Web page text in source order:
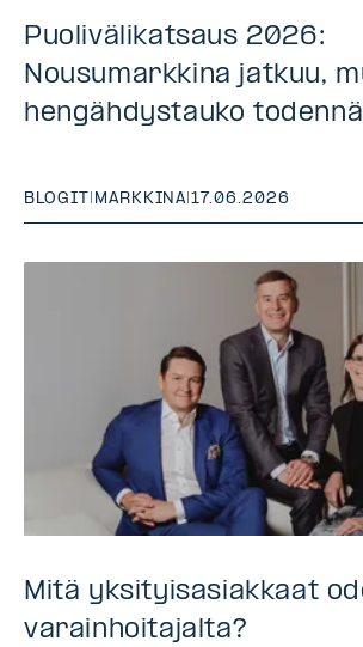
Puolivälikatsaus 2026:
Nousumarkkina jatkuu,
hengähdystauko
BLOGIT MARKKINA |17.06.2026
Mitä yksityisasiakkaat
varainhoitajalta?